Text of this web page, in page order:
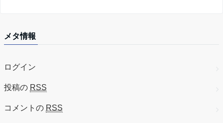
メタ情報
ログイン
投稿の RSS
コメントの RSS